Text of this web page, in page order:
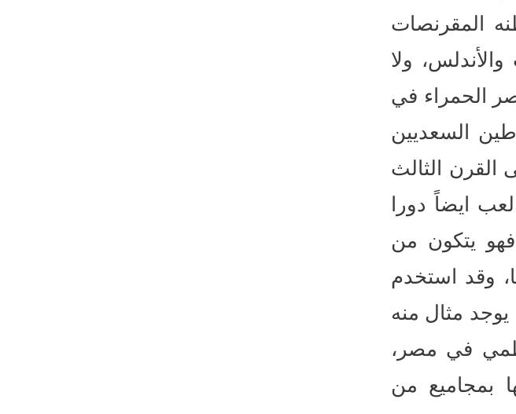
المقرنصات
ولا
الحمراء في
السعديين
الثالث
ايضاً دورا
فهو يتكون من
وقد استخدم
مثال منه
في مصر،
بمجاميع من